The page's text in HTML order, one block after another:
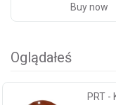
Buy now
Oglądałeś
PRT -